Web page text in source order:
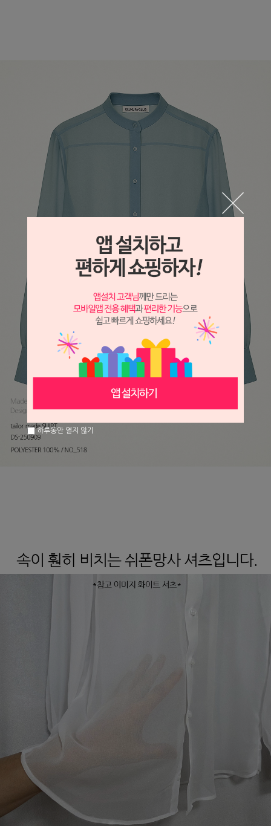
하루동안 열지 않기